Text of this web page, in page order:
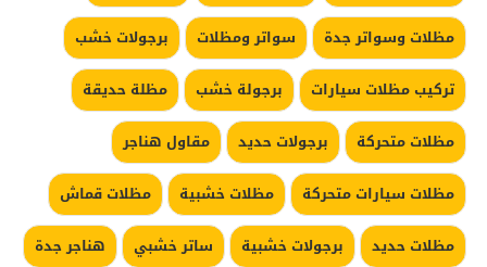
مظلات وسواتر جدة
سواتر ومظلات
برجولات خشب
تركيب مظلات سيارات
برجولة خشب
مظلة حديقة
مظلات متحركة
برجولات حديد
مقاول هناجر
مظلات سيارات متحركة
مظلات خشبية
مظلات قماش
مظلات حديد
برجولات خشبية ساتر خشبي
هناجر جدة